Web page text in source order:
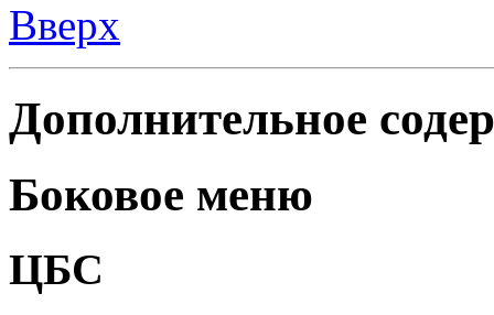
Вверх
Дополнительное
Боковое меню
ЦБС